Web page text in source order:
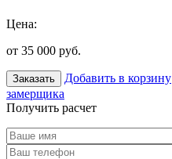
Цена:
от 35 000 руб.
Заказать Добавить в корзину
замерщика
Получить расчет